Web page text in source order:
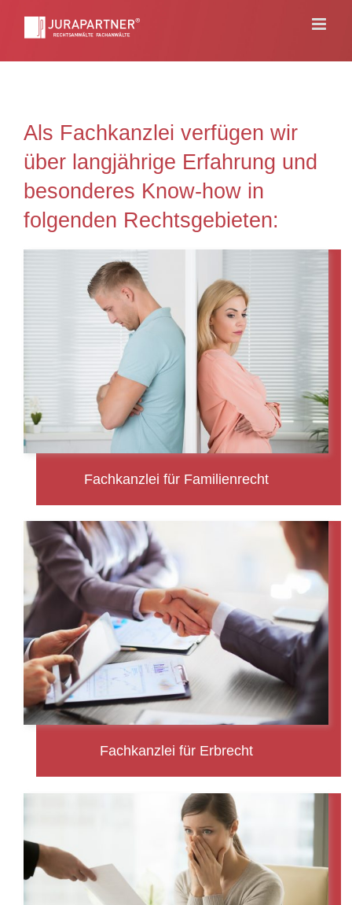
Als Fachkanzlei verfügen wir
über langjährige Erfahrung und
besonderes Know-how in
folgenden Rechtsgebieten:
Fachkanzlei für Familienrecht
Fachkanzlei für Erbrecht